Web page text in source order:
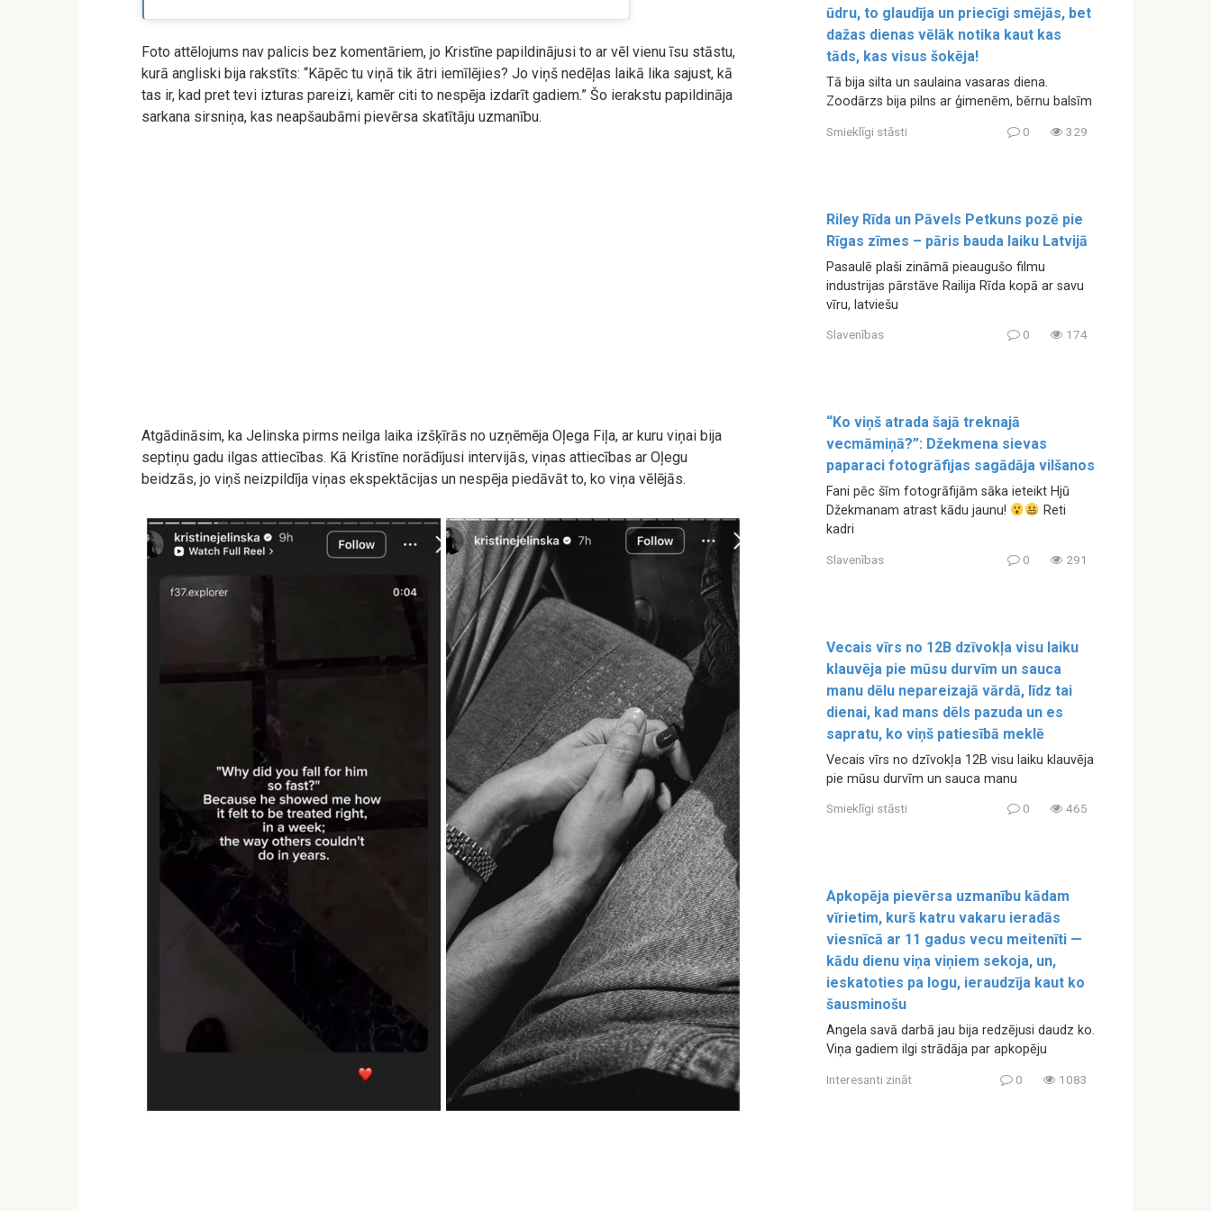
Foto attēlojums nav palicis bez komentāriem, jo Kristīne papildinājusi to ar vēl vienu īsu stāstu,
kurā angliski bija rakstīts: “Kāpēc tu viņā tik ātri iemīlējies? Jo viņš nedēļas laikā lika sajust, kā
tas ir, kad pret tevi izturas pareizi, kamēr citi to nespēja izdarīt gadiem.” Šo ierakstu papildināja
sarkana sirsniņa, kas neapšaubāmi pievērsa skatītāju uzmanību.
Atgādināsim, ka Jelinska pirms neilga laika izšķīrās no uzņēmēja Oļega Fiļa, ar kuru viņai bija
septiņu gadu ilgas attiecības. Kā Kristīne norādījusi intervijās, viņas attiecības ar Oļegu
beidzās, jo viņš neizpildīja viņas ekspektācijas un nespēja piedāvāt to, ko viņa vēlējās.
ūdru, to glaudīja un priecīgi smējās, bet
dažas dienas vēlāk notika kaut kas
tāds, kas visus šokēja!
Tā bija silta un saulaina vasaras diena.
Zoodārzs bija pilns ar ģimenēm, bērnu balsīm
Smieklīgi stāsti 0 329
Riley Rīda un Pāvels Petkuns pozē pie
Rīgas zīmes – pāris bauda laiku Latvijā
Pasaulē plaši zināmā pieaugušo filmu
industrijas pārstāve Railija Rīda kopā ar savu
vīru, latviešu
Slavenības 0 174
“Ko viņš atrada šajā treknajā
vecmāmiņā?”: Džekmena sievas
paparaci fotogrāfijas sagādāja vilšanos
Fani pēc šīm fotogrāfijām sāka ieteikt Hjū
Džekmanam atrast kādu jaunu!
Reti
kadri
Slavenības 0 291
Vecais vīrs no 12B dzīvokļa visu laiku
klauvēja pie mūsu durvīm un sauca
manu dēlu nepareizajā vārdā, līdz tai
dienai, kad mans dēls pazuda un es
sapratu, ko viņš patiesībā meklē
Vecais vīrs no dzīvokļa 12B visu laiku klauvēja
pie mūsu durvīm un sauca manu
Smieklīgi stāsti 0 465
Apkopēja pievērsa uzmanību kādam
vīrietim, kurš katru vakaru ieradās
viesnīcā ar 11 gadus vecu meitenīti —
kādu dienu viņa viņiem sekoja, un,
ieskatoties pa logu, ieraudzīja kaut ko
šausminošu
Angela savā darbā jau bija redzējusi daudz ko.
Viņa gadiem ilgi strādāja par apkopēju
Interesanti zināt 0 1083